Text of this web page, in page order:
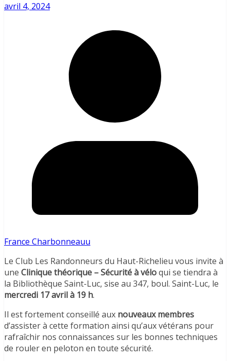
avril 4, 2024
France Charbonneauu
Le Club Les Randonneurs du Haut-Richelieu vous invite à
une Clinique théorique – Sécurité à véloqui se tiendra à
la Bibliothèque Saint-Luc, sise au 347, boul. Saint-Luc, le
mercredi 17 avril à 19 h.
Il est fortement conseillé aux nouveaux membres
d’assister à cette formation ainsi qu’aux vétérans pour
rafraîchir nos connaissances sur les bonnes techniques
de rouler en peloton en toute sécurité.